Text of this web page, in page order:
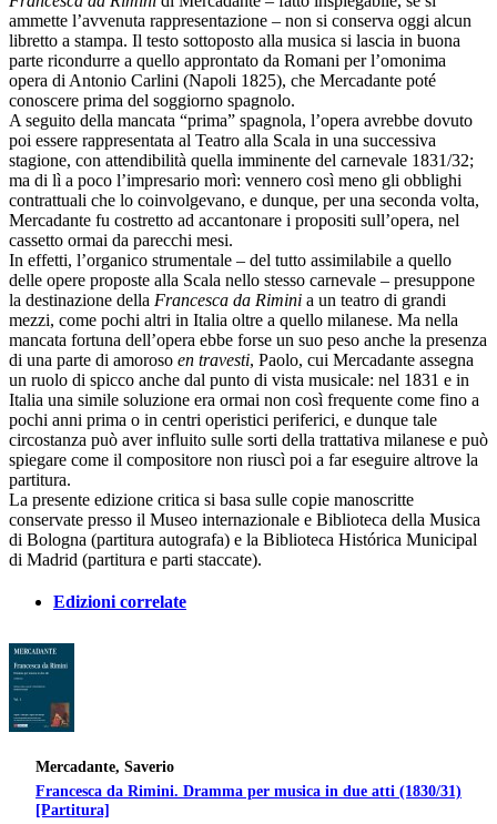
ammette l’avvenuta rappresentazione – non si conserva oggi alcun
libretto a stampa. Il testo sottoposto alla musica si lascia in buona
parte ricondurre a quello approntato da Romani per l’omonima
opera di Antonio Carlini (Napoli 1825), che Mercadante poté
conoscere prima del soggiorno spagnolo.
A seguito della mancata “prima” spagnola, l’opera avrebbe dovuto
poi essere rappresentata al Teatro alla Scala in una successiva
stagione, con attendibilità quella imminente del carnevale 1831/32;
ma di lì a poco l’impresario morì: vennero così meno gli obblighi
contrattuali che lo coinvolgevano, e dunque, per una seconda volta,
Mercadante fu costretto ad accantonare i propositi sull’opera, nel
cassetto ormai da parecchi mesi.
In effetti, l’organico strumentale – del tutto assimilabile a quello
delle opere proposte alla Scala nello stesso carnevale – presuppone
la destinazione della Francesca da Rimini a un teatro di grandi
mezzi, come pochi altri in Italia oltre a quello milanese. Ma nella
mancata fortuna dell’opera ebbe forse un suo peso anche la presenza
di una parte di amoroso en travesti, Paolo, cui Mercadante assegna
un ruolo di spicco anche dal punto di vista musicale: nel 1831 e in
Italia una simile soluzione era ormai non così frequente come fino a
pochi anni prima o in centri operistici periferici, e dunque tale
circostanza può aver influito sulle sorti della trattativa milanese e può
spiegare come il compositore non riuscì poi a far eseguire altrove la
partitura.
La presente edizione critica si basa sulle copie manoscritte
conservate presso il Museo internazionale e Biblioteca della Musica
di Bologna (partitura autografa) e la Biblioteca Histórica Municipal
di Madrid (partitura e parti staccate).
Edizioni correlate
Mercadante, Saverio
Francesca da Rimini. Dramma per musica in due atti (1830/31)
[Partitura]